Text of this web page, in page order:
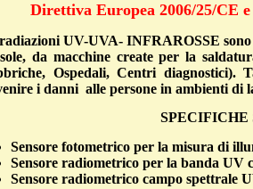
Direttiva Europea 2006/25/CE
UV-UVA- INFRAROSSE
da macchine create per la
Ospedali, Centri diagnostici).
i danni alle persone in ambienti di
Sensore fotometrico per la misura di
Sensore radiometrico per la banda UV
Sensore radiometrico campo spettrale